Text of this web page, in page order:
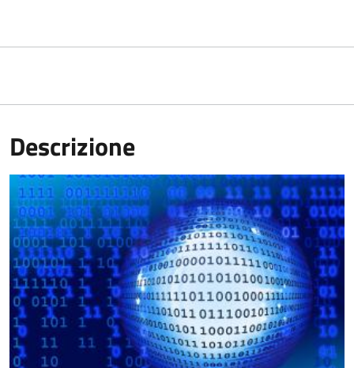
Descrizione